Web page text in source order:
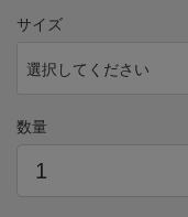
サイズ
選択してください
数量